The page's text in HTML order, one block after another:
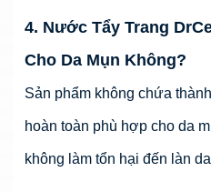
4. Nước Tẩy Trang
Cho Da Mụn Không?
Sản phẩm không chứa
hoàn toàn phù hợp cho da
không làm tổn hại đến làn